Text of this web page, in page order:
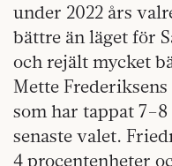
under 2022 års
bättre än läget för
och rejält mycket
Mette
som har tappat
senaste valet.
4 procentenheter